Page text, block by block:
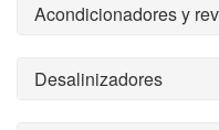
Acondicionadores y
Desalinizadores